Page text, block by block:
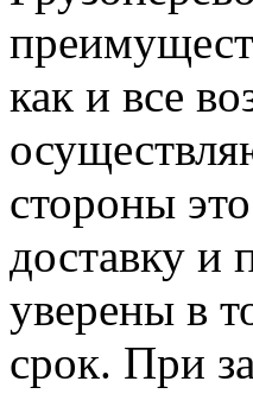
как и все
стороны
доставку и
уверены в
срок. При